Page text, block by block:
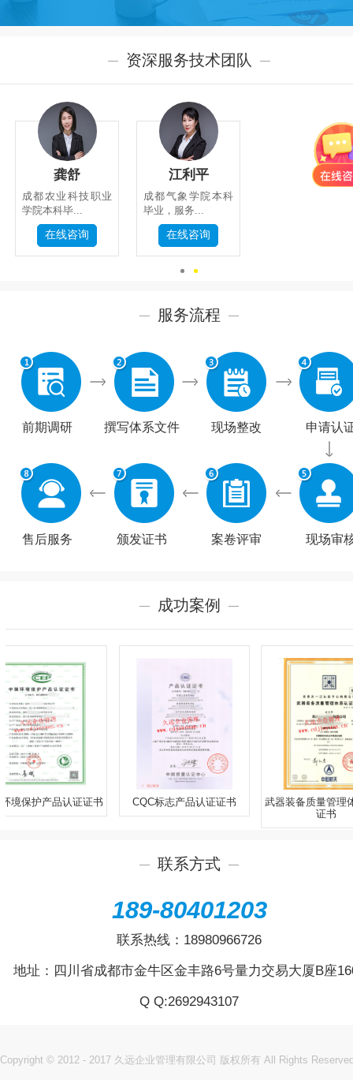
资深服务技术团队
龚舒
成都农业科技职业
学院本科毕...
在线咨询
江利平
成都气象学院本科
毕业，服务...
在线咨询
服务流程
前期调研 撰写体系文件 现场整改 申请认
售后服务 颁发证书 案卷评审 现场审
成功案例
品认证证书 CQC标志产品认证证书
武器装备质量管理体系认证
联系方式
189-80401203
联系热线： 18980966726
地址：四川省成都市金牛区金丰路6号量力交易大厦B座
Q Q:2692943107
Copyright © 2012 - 2017 久远企业管理有限公司 版权所有 All Rights